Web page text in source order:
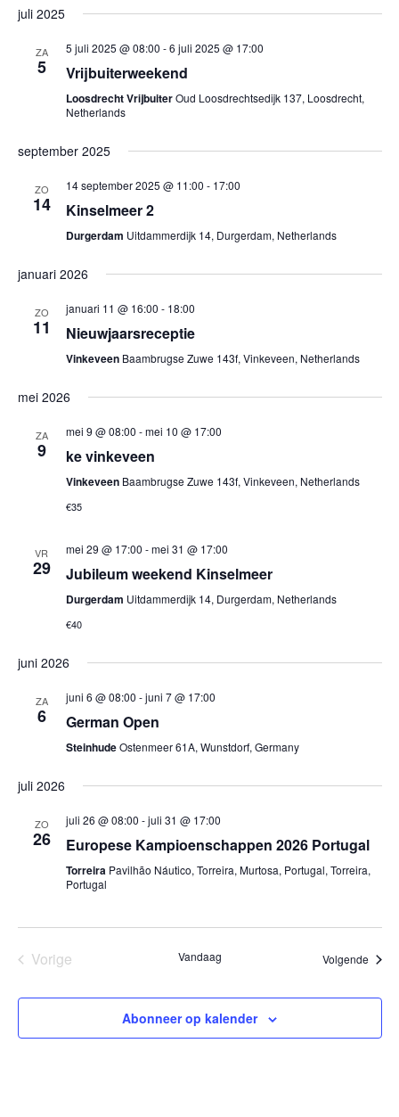
juli 2025
ZA
5
5 juli 2025 @ 08:00 -6 juli 2025 @ 17:00
Vrijbuiterweekend
Loosdrecht VrijbuiterOud Loosdrechtsedijk 137, Loosdrecht,
Netherlands
september 2025
ZO
14
14 september 2025 @ 11:00 - 17:00
Kinselmeer 2
Durgerdam Uitdammerdijk 14, Durgerdam, Netherlands
januari 2026
ZO
11
januari 11 @ 16:00 - 18:00
Nieuwjaarsreceptie
Vinkeveen Baambrugse Zuwe 143f, Vinkeveen, Netherlands
mei 2026
ZA
9
mei 9 @ 08:00 -mei 10 @ 17:00
ke vinkeveen
Vinkeveen Baambrugse Zuwe 143f, Vinkeveen, Netherlands
€35
VR
29
mei 29 @ 17:00 -mei 31 @ 17:00
Jubileum weekend Kinselmeer
Durgerdam Uitdammerdijk 14, Durgerdam, Netherlands
€40
juni 2026
ZA
6
juni 6 @ 08:00 -juni 7 @ 17:00
German Open
SteinhudeOstenmeer 61A, Wunstdorf, Germany
juli 2026
ZO
26
juli 26 @ 08:00 -juli 31 @ 17:00
Europese Kampioenschappen 2026 Portugal
Torreira Pavilhão Náutico, Torreira, Murtosa, Portugal, Torreira,
Portugal
VorigeEvenementen Vandaag Volgende
Abonneer op kalender